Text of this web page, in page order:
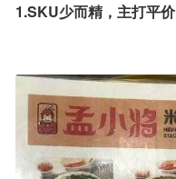
1.SKU少而精，主打平价